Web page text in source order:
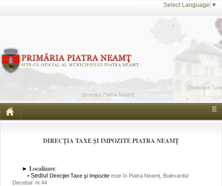
Select Language ▼
☰
DIRECȚIA TAXE ȘI IMPOZITE PIATRA NEAMȚ
► Localizare:
• Sediul Direcţiei Taxe şi Impozite este în Piatra Neamț, Bulevardul
Decebal nr.44